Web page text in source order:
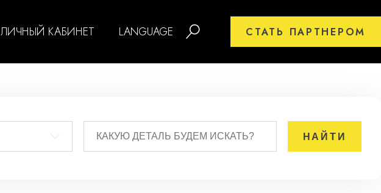
ЛИЧНЫЙ КАБИНЕТ LANGUAGE СТАТЬ ПАРТНЕРОМ